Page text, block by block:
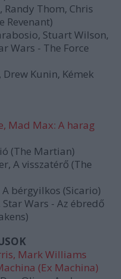
Randy Thom, Chris
Revenant)
Stuart Wilson,
Wars - The Force
Kunin, Kémek
Mad Max: A harag
(The Martian)
A visszatérő (The
bérgyilkos (Sicario)
Wars - Az ébredő
Mark Williams
(Ex Machina)